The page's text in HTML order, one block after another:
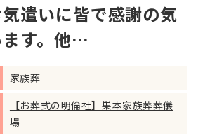
遣いに皆で感謝の気
す。他…
家族葬
【お葬式の明倫社】巣本家族葬葬儀
場